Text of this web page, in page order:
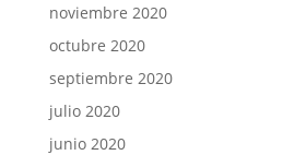
noviembre 2020
octubre 2020
septiembre 2020
julio 2020
junio 2020